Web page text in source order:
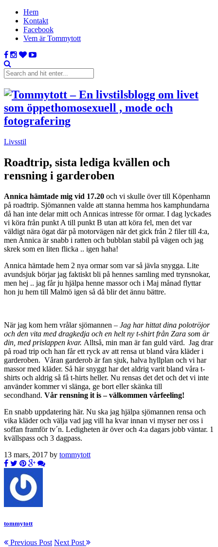
Hem
Kontakt
Facebook
Vem är Tommytott
Livsstil
Roadtrip, sista lediga kvällen och
rensning i garderoben
Annica hämtade mig vid 17.20 och vi skulle över till Köpenhamn
på roadtrip. Sjömannen valde att stanna hemma hos kamphundarna
då han inte delar mitt och Annicas intresse för ormar. I dag lyckades
vi köra från punkt A till punkt B utan att köra fel, men det var
väldigt nära ögat där på motorvägen när det gick från 2 filer till 4:a,
men Annica är snabb i ratten och bubblan stabil på vägen och jag
skrek som en liten flicka .. igen haha!
Annica hämtade hem 2 nya ormar som var så jävla snygga. Lite
avundsjuk börjar jag faktiskt bli på hennes samling med trynsnokar,
men hej .. jag får ju hjälpa henne massor och i Maj månad flyttar
hon ju hem till Malmö igen så då blir det ännu bättre.
När jag kom hem vrålar sjömannen – Jag har hittat dina polotröjor
och den vita med dragkedja och en helt ny t-shirt från Zara som är
din, med prislappen kvar. Alltså, min man är fan guld värd. Jag drar
på road trip och han får ett ryck av att rensa ut bland våra kläder i
garderoben. Våran garderob är fan sjuk, halva hyllplan och vi har
massor med kläder. Så här snyggt har det aldrig varit bland våra t-
shirts och aldrig så få t-hirts heller. Nu rensas det det och det vi inte
använder kommer vi slänga, ge bort eller skänka till
secondhand. Vår rensning it is – välkommen vårfeeling!
En snabb uppdatering här. Nu ska jag hjälpa sjömannen rensa och
vika kläder och välja vad jag vill ha kvar innan vi myser ner oss i
soffan framför tv´n. Ledigheten är över och 4:a dagars jobb väntar. 1
kvällspass och 3 dagpass.
13 mars, 2017 by tommytott
tommytott
Previous Post Next Post